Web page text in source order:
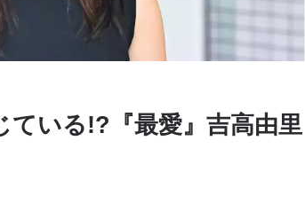
ている!?『最愛』吉高由里